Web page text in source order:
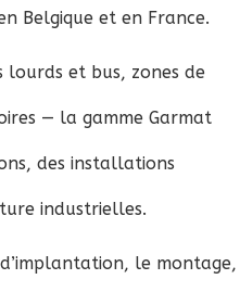
Belgique et en France.
lourds et bus, zones de
— la gamme Garmat
des installations
industrielles.
le montage,